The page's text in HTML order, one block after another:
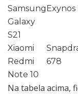
Samsung
Galaxy
S21
Exynos
Xiaomi
Redmi
Note 10
678
Na tabela acima,